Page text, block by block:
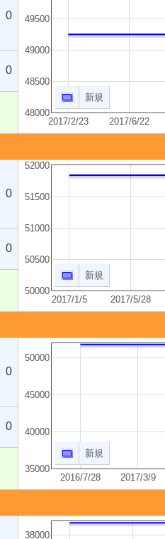
0
2017/2/23 2017/6/22
48000
48500
49000
49500
新規
0
0
2017/1/5 2017/5/28
50000
50500
51000
51500
52000
新規
0
0
2016/7/28 2017/3/9
35000
40000
45000
50000
新規
0
38000